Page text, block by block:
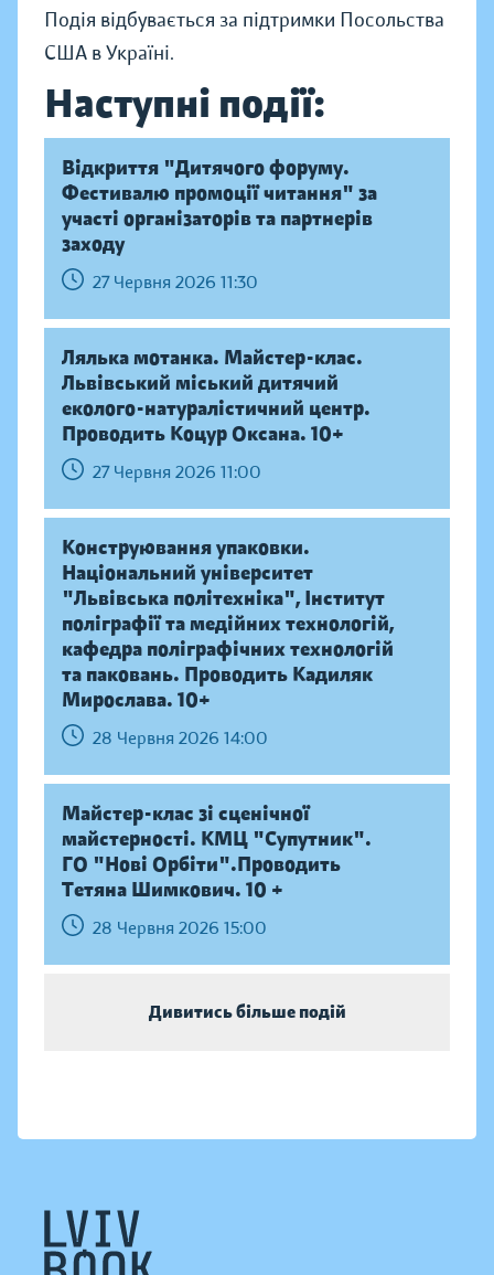
Подія відбувається за підтримки Посольства
США в Україні.
Наступні події:
Відкриття "Дитячого форуму.
Фестивалю промоції читання" за
участі організаторів та партнерів
заходу
27 Червня 2026 11:30
Лялька мотанка. Майстер-клас.
Львівський міський дитячий
еколого-натуралістичний центр.
Проводить Коцур Оксана. 10+
27 Червня 2026 11:00
Конструювання упаковки.
Національний університет
"Львівська політехніка", Інститут
поліграфії та медійних технологій,
кафедра поліграфічних технологій
та паковань. Проводить Кадиляк
Мирослава. 10+
28 Червня 2026 14:00
Майстер-клас зі сценічної
майстерності. КМЦ "Супутник".
ГО "Нові Орбіти".Проводить
Тетяна Шимкович. 10 +
28 Червня 2026 15:00
Дивитись більше подій